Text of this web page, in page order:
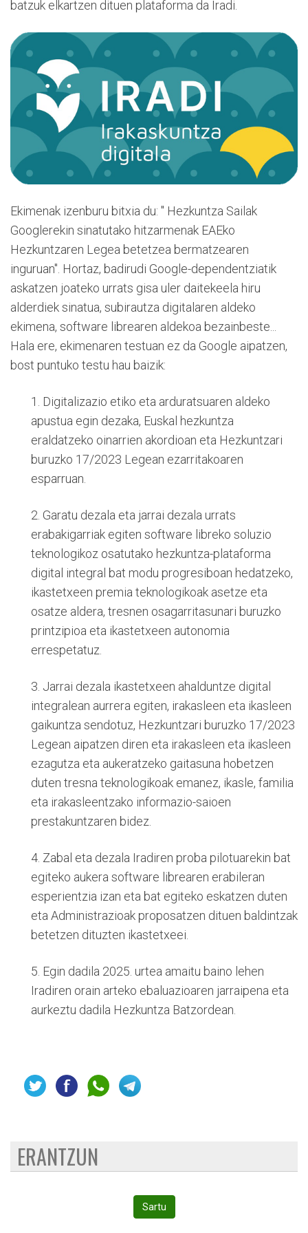
batzuk elkartzen dituen plataforma da Iradi.
Ekimenak izenburu bitxia du: " Hezkuntza Sailak
Googlerekin sinatutako hitzarmenak EAEko
Hezkuntzaren Legea betetzea bermatzearen
inguruan". Hortaz, badirudi Google-dependentziatik
askatzen joateko urrats gisa uler daitekeela hiru
alderdiek sinatua, subirautza digitalaren aldeko
ekimena, software librearen aldekoa bezainbeste...
Hala ere, ekimenaren testuan ez da Google aipatzen,
bost puntuko testu hau baizik:
1. Digitalizazio etiko eta arduratsuaren aldeko
apustua egin dezaka, Euskal hezkuntza
eraldatzeko oinarrien akordioan eta Hezkuntzari
buruzko 17/2023 Legean ezarritakoaren
esparruan.
2. Garatu dezala eta jarrai dezala urrats
erabakigarriak egiten software libreko soluzio
teknologikoz osatutako hezkuntza-plataforma
digital integral bat modu progresiboan hedatzeko,
ikastetxeen premia teknologikoak asetze eta
osatze aldera, tresnen osagarritasunari buruzko
printzipioa eta ikastetxeen autonomia
errespetatuz.
3. Jarrai dezala ikastetxeen ahalduntze digital
integralean aurrera egiten, irakasleen eta ikasleen
gaikuntza sendotuz, Hezkuntzari buruzko 17/2023
Legean aipatzen diren eta irakasleen eta ikasleen
ezagutza eta aukeratzeko gaitasuna hobetzen
duten tresna teknologikoak emanez, ikasle, familia
eta irakasleentzako informazio-saioen
prestakuntzaren bidez.
4. Zabal eta dezala Iradiren proba pilotuarekin bat
egiteko aukera software librearen erabileran
esperientzia izan eta bat egiteko eskatzen duten
eta Administrazioak proposatzen dituen baldintzak
betetzen dituzten ikastetxeei.
5. Egin dadila 2025. urtea amaitu baino lehen
Iradiren orain arteko ebaluazioaren jarraipena eta
aurkeztu dadila Hezkuntza Batzordean.
ERANTZUN
Sartu